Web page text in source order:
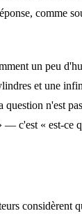
comme
un peu
et une
n'est
— c'est « est-ce
considèrent